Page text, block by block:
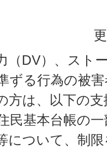
（DV）、スト
ずる行為の被
方は、以下の
民基本台帳の
について、制